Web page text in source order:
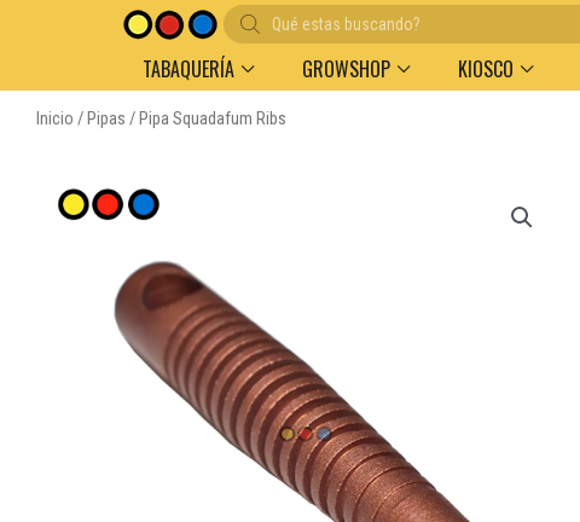
Búsqueda
de
productos
TABAQUERÍA GROWSHOP KIOSCO
Inicio /Pipas / Pipa Squadafum Ribs